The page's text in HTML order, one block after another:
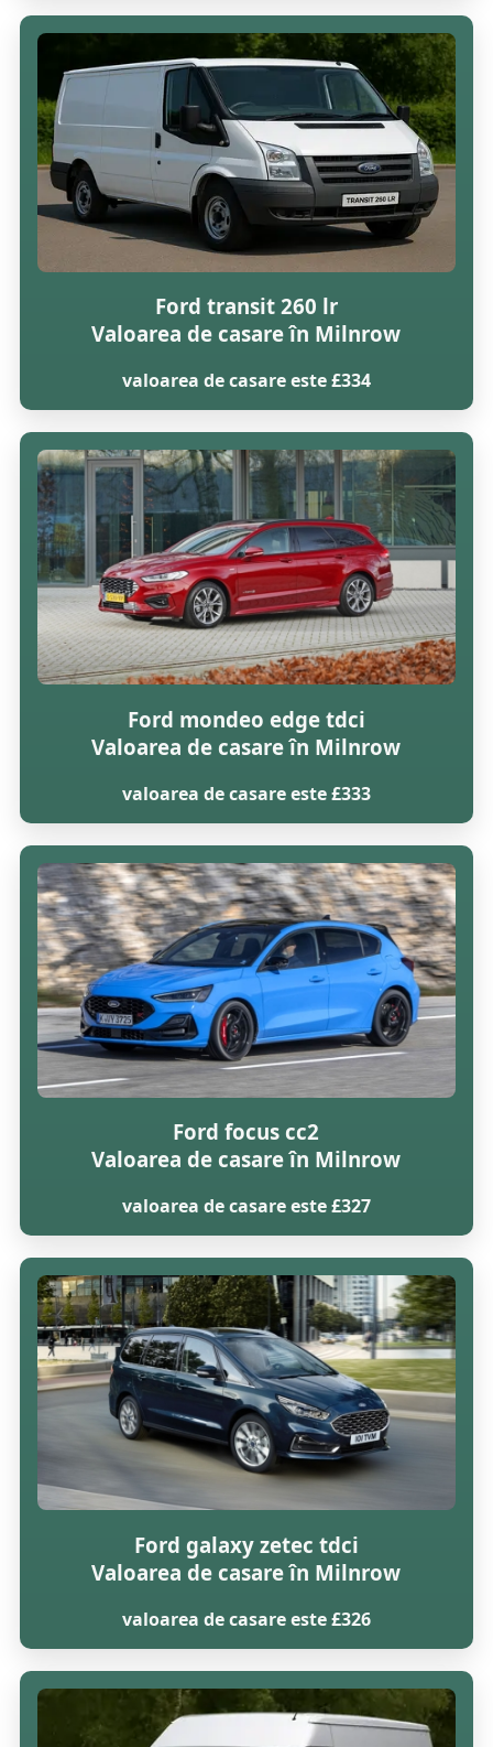
Ford transit 260 lr
Valoarea de casare în Milnrow
valoarea de casare este £334
Ford mondeo edge tdci
Valoarea de casare în Milnrow
valoarea de casare este £333
Ford focus cc2
Valoarea de casare în Milnrow
valoarea de casare este £327
Ford galaxy zetec tdci
Valoarea de casare în Milnrow
valoarea de casare este £326